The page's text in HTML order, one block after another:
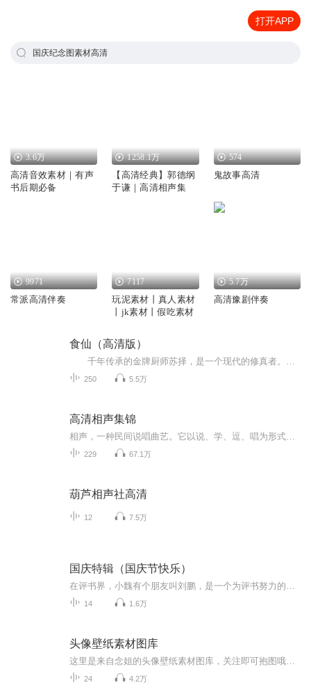
打开APP
国庆纪念图素材高清
3.6万
高清音效素材｜有声
书后期必备
1258.1万
【高清经典】郭德纲
于谦｜高清相声集
574
鬼故事高清
9971
常派高清伴奏
7117
玩泥素材丨真人素材
丨jk素材丨假吃素材
5.7万
高清豫剧伴奏
食仙（高清版）
250 5.5万
高清相声集锦
229 67.1万
葫芦相声社高清
12 7.5万
国庆特辑（国庆节快乐）
14 1.6万
头像壁纸素材图库
24 4.2万